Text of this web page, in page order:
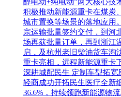
积极推动新能源重卡在煤炭
城市置换等场景的落地应用
宗运输批量签约交付，到河
场再获批量订单，再到浙江
启，及杭州老旧柴油货车淘
重卡亮相，远程新能源重卡
深耕城配民生 定制车型拓
轻商成功开拓民生医疗全新
36.6%，持续领跑新能源物